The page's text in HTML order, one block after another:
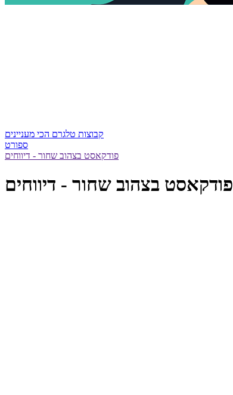
קבוצות טלגרם הכי מעניינים
ספורט
פודקאסט בצהוב שחור - דיווחים
פודקאסט בצהוב שחור - דיווחים